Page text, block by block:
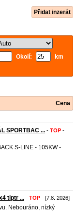
Přidat inzerát
Okolí:
km
Cena
SPORTBAC ... - TOP -
S-LINE - 105KW -
tiptr ... - TOP - [7.8. 2026]
Nebouráno, nízký